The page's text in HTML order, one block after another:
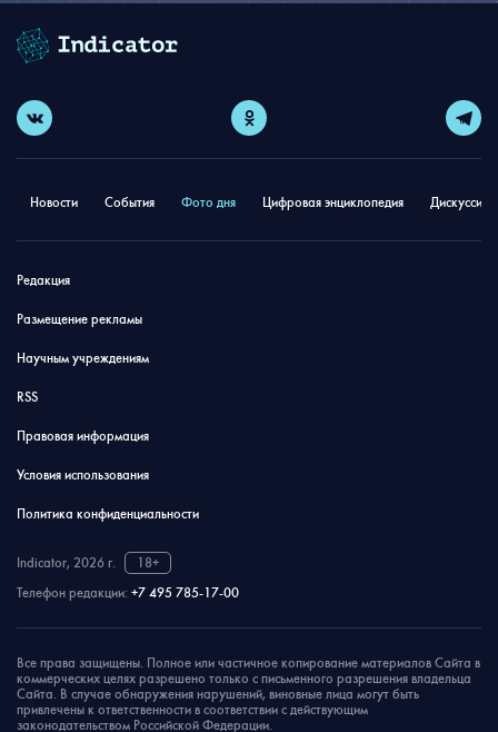
Новости События Фото дня Цифровая энциклопедия
Редакция
Размещение рекламы
Научным учреждениям
RSS
Правовая информация
Условия использования
Политика конфиденциальности
Indicator, 2026 г.
18+
Телефон редакции: +7 495 785-17-00
Все права защищены. Полное или частичное копирование материалов Сайта в
коммерческих целях разрешено только с письменного разрешения владельца
Сайта. В случае обнаружения нарушений, виновные лица могут быть
привлечены к ответственности в соответствии с действующим
законодательством Российской Федерации.